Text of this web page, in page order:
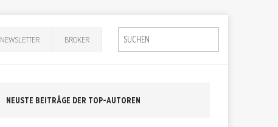
NEWSLETTER BROKER
NEUSTE BEITRÄGE DER TOP-AUTOREN